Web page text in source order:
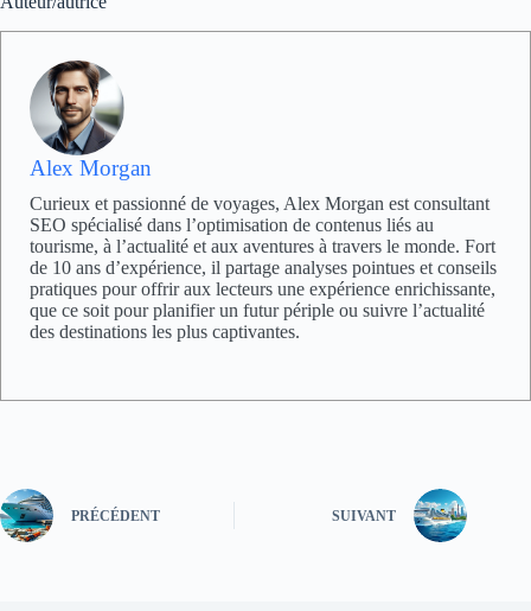
Alex Morgan
Curieux et passionné de voyages, Alex Morgan est consultant
SEO spécialisé dans l’optimisation de contenus liés au
tourisme, à l’actualité et aux aventures à travers le monde. Fort
de 10 ans d’expérience, il partage analyses pointues et conseils
pratiques pour offrir aux lecteurs une expérience enrichissante,
que ce soit pour planifier un futur périple ou suivre l’actualité
des destinations les plus captivantes.
PRÉCÉDENT SUIVANT